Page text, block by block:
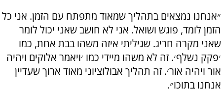
״אנחנו נמצאים בתהליך שמאוד מתפתח עם הזמן. אני כל
הזמן לומד, פוגש ושואל. אני לא חושב שאני יכול לומר
שאני מקרה חריג. שגיליתי איזה משהו בבת אחת, כמו
׳פקק נשלף׳. זה לא משהו מיידי כמו ׳ויאמר אלוקים ויהיה
אור ויהיה אור׳. זה תהליך אבולוציוני מאוד ארוך שעדיין
אנחנו בתוכו״.